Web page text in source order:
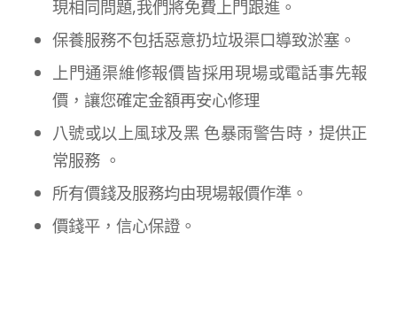
現相同問題,我們將免費上門跟進。
保養服務不包括惡意扔垃圾渠口導致淤塞。
上門通渠維修報價皆採用現場或電話事先報
價，讓您確定金額再安心修理
八號或以上風球及黑 色暴雨警告時，提供正
常服務 。
所有價錢及服務均由現場報價作準。
價錢平，信心保證。